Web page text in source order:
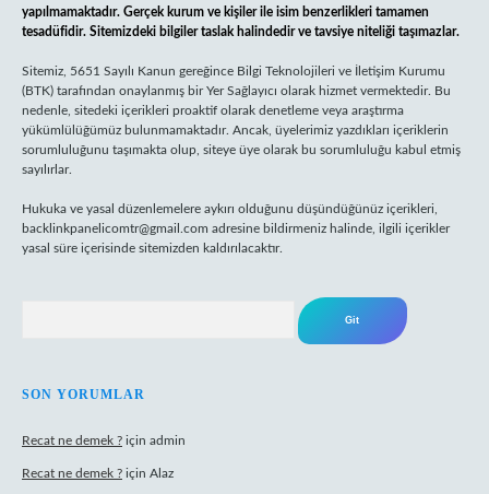
yapılmamaktadır. Gerçek kurum ve kişiler ile isim benzerlikleri tamamen
tesadüfidir. Sitemizdeki bilgiler taslak halindedir ve tavsiye niteliği taşımazlar.
Sitemiz, 5651 Sayılı Kanun gereğince Bilgi Teknolojileri ve İletişim Kurumu
(BTK) tarafından onaylanmış bir Yer Sağlayıcı olarak hizmet vermektedir. Bu
nedenle, sitedeki içerikleri proaktif olarak denetleme veya araştırma
yükümlülüğümüz bulunmamaktadır. Ancak, üyelerimiz yazdıkları içeriklerin
sorumluluğunu taşımakta olup, siteye üye olarak bu sorumluluğu kabul etmiş
sayılırlar.
Hukuka ve yasal düzenlemelere aykırı olduğunu düşündüğünüz içerikleri,
backlinkpanelicomtr@gmail.com adresine bildirmeniz halinde, ilgili içerikler
yasal süre içerisinde sitemizden kaldırılacaktır.
SON YORUMLAR
Recat ne demek ? için admin
Recat ne demek ? için Alaz